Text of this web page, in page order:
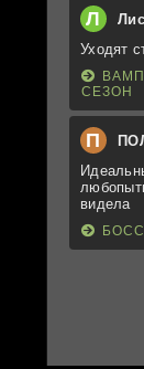
Л Лис
Уходят
СЕЗОН
П
видела